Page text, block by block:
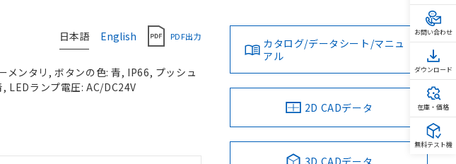
日本語 English PDF出力
ンタリ, ボタンの色: 青, IP66, プッシュ
LEDランプ電圧: AC/DC24V
カタログ/データシート/マニュ
アル
2D CADデータ
3D CADデータ
お問い合わせ
ダウンロード
在庫・価格
無料テスト機